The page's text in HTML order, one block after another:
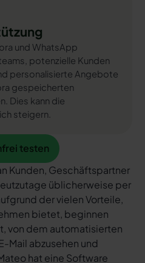
und WhatsApp
potenzielle Kunden
personalisierte Angebote
gespeicherten
Dies kann die
steigern.
testen
testen
Kunden, Geschäftspartner
üblicherweise per
der vielen Vorteile,
bietet, beginnen
von dem automatisierten
Mail abzusehen und
hat eine Software